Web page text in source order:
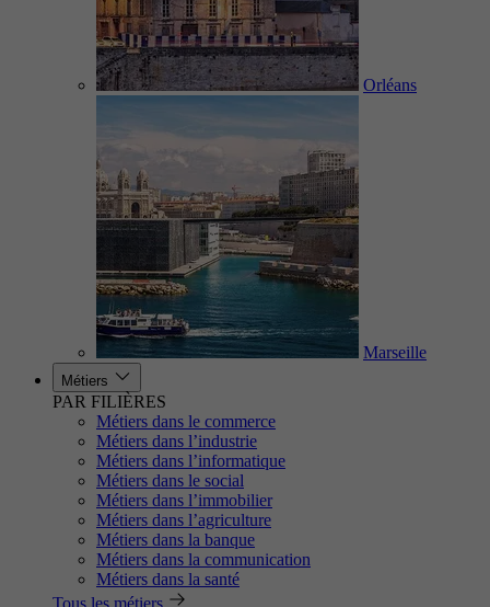
Orléans
Marseille
Métiers
PAR FILIÈRES
Métiers dans le commerce
Métiers dans l’industrie
Métiers dans l’informatique
Métiers dans le social
Métiers dans l’immobilier
Métiers dans l’agriculture
Métiers dans la banque
Métiers dans la communication
Métiers dans la santé
Tous les métiers